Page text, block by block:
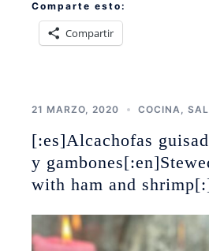
Comparte esto:
Compartir
21 MARZO, 2020 COCINA
[:es]Alcachofas
y
with ham and